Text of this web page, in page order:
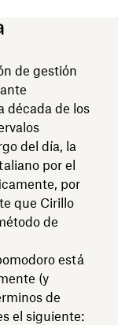
de gestión
década de los
del día, la
por el
por
que Cirillo
de
está
(y
de
el siguiente: